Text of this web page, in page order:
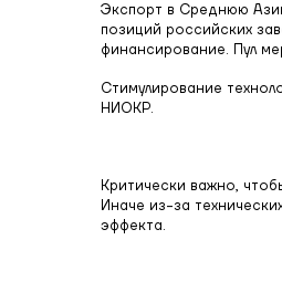
Экспорт в Среднюю
позиций российских
финансирование. Пул
Стимулирование
НИОКР.
Критически важно,
Иначе из-за
эффекта.